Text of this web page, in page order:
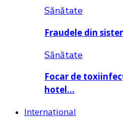
Sănătate
Fraudele din
Sănătate
Focar de
hotel…
Internațional